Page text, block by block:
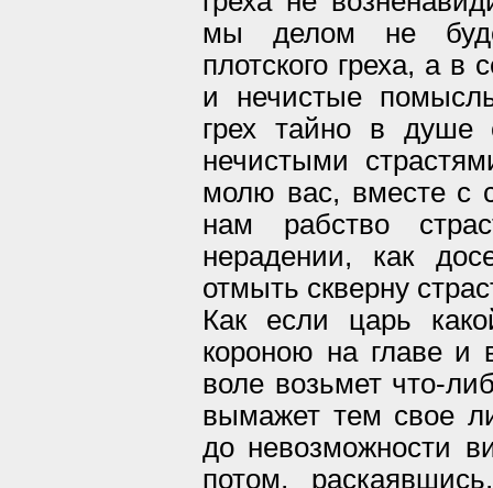
мы делом не
плотского греха, а
и нечистые
грех тайно в душе
нечистыми
молю вас, вместе с
нам рабство
нерадении, как
отмыть скверну
Как если царь
короною на главе и
воле возьмет что-
вымажет тем свое
до невозможности
потом,